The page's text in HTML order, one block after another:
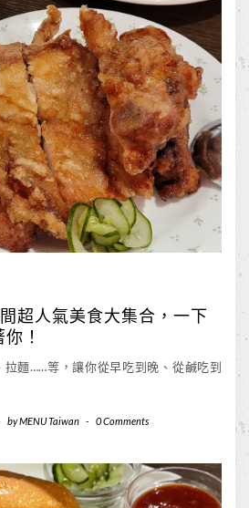
超人氣美食大集合，一下
！
拉麵……等，讓你從早吃到晚、從鹹吃到
byMENU Taiwan - 0 Comments